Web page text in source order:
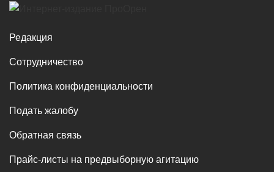
Редакция
Сотрудничество
Политика конфиденциальности
Подать жалобу
Обратная связь
Прайс-листы на предвыборную агитацию